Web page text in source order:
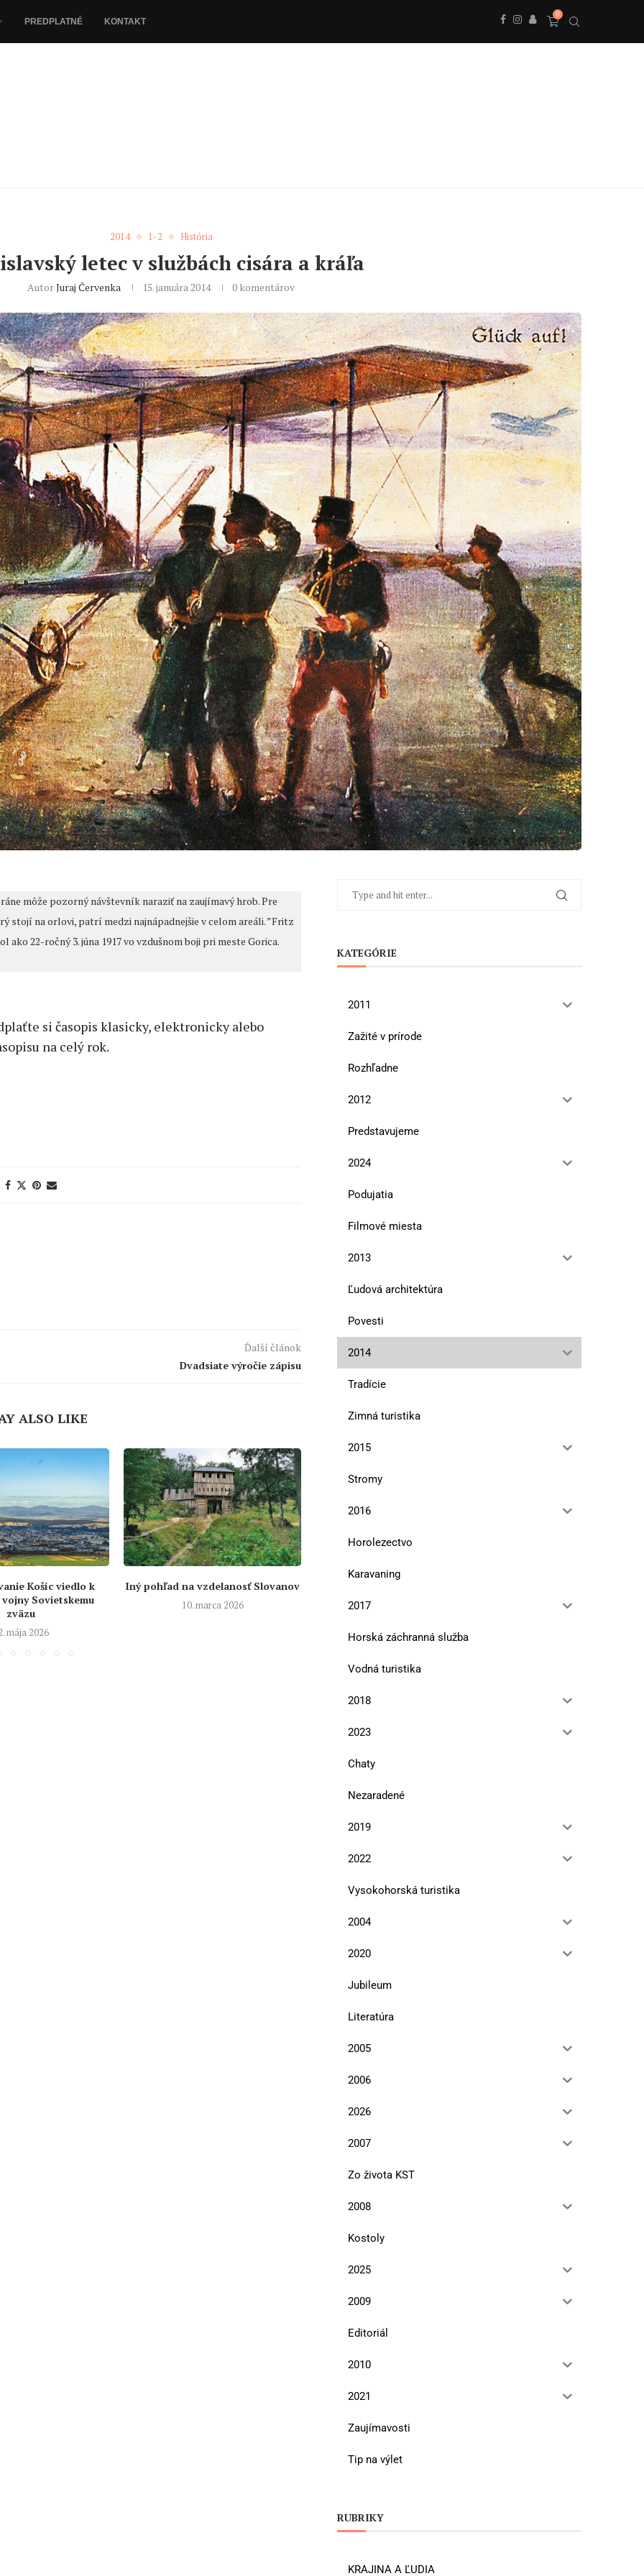
PREDPLATNÉ KONTAKT
0
2014 1-2 História
letec v službách cisára a kráľa
AutorJuraj Červenka 15. januára 2014 0 komentárov
môže pozorný návštevník naraziť na zaujímavý hrob. Pre
stojí na orlovi, patrí medzi najnápadnejšie v celom areáli. ”Fritz
22-ročný 3. júna 1917 vo vzdušnom boji pri meste Gorica.
si časopis klasicky, elektronicky alebo
na celý rok.
Ďalší článok
Dvadsiate výročie zápisu
ALSO LIKE
Košíc viedlo k
Sovietskemu
zväzu
mája 2026
Iný pohľad na vzdelanosť Slovanov
10. marca 2026 13. januára 2026 11. júla 2025
KATEGÓRIE
2011
Zažité v prírode
Rozhľadne
2012
Predstavujeme
2024
Podujatia
Filmové miesta
2013
Ľudová architektúra
Povesti
2014
Tradície
Zimná turistika
2015
Stromy
2016
Horolezectvo
Karavaning
2017
Horská záchranná služba
Vodná turistika
2018
2023
Chaty
Nezaradené
2019
2022
Vysokohorská turistika
2004
2020
Jubileum
Literatúra
2005
2006
2026
2007
Zo života KST
2008
Kostoly
2025
2009
Editoriál
2010
2021
Zaujímavosti
Tip na výlet
RUBRIKY
KRAJINA A ĽUDIA